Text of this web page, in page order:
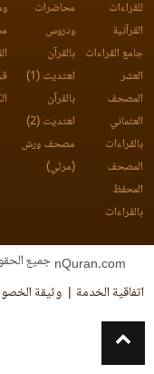
للقراءات
القرآنية
جامع القراءات
العشر
المصحف
العثماني
بالقراءات
المصحف
المحفظ
بالقراءات
محاضرات
ودروس
بالقرآن
اهتديت (1)
بالقرآن
اهتديت (2)
مصحف ورش
(مرئي)
جميع
اتفاقية الخدمة
وثيقة